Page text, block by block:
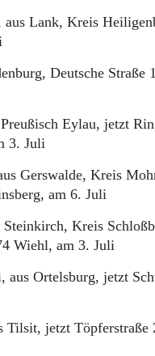
Lank, Kreis
Deutsche Straße
Eylau, jetzt
3. Juli
Gerswalde, Kreis
am 6. Juli
Kreis
Wiehl, am 3. Juli
Ortelsburg, jetzt
Tilsit, jetzt Töpferstraße